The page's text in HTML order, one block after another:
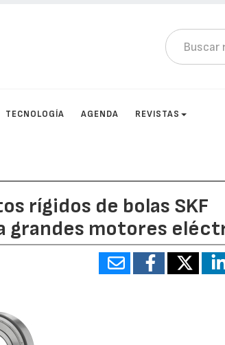
TECNOLOGÍA AGENDA REVISTAS
rígidos de bolas SKF
grandes motores